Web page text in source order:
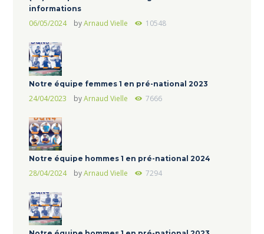
informations
06/05/2024 byArnaud Vielle 10548
Notre équipe femmes 1 en pré-national 2023
24/04/2023 byArnaud Vielle 7666
Notre équipe hommes 1 en pré-national 2024
28/04/2024 byArnaud Vielle 7294